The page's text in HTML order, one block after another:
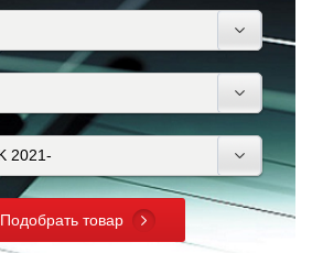
Подобрать товар